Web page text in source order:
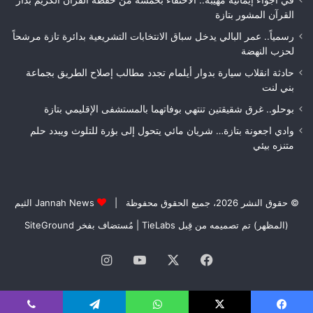
مكناس
القرآن المشور بتازة
رسمياً.. عمر البالي يدخل سباق الانتخابات التشريعية بدائرة تازة مرشحاً
لحزب النهضة
حادثة انقلاب سيارة بدوار أيلمام تجدد مطالب إصلاح الطريق بجماعة
بني لنت
بوحلو.. غرق شقيقتين تنتهي بوفاتهما بالمستشفى الإقليمي بتازة
وادي اجعونة بتازة… شريان مائي يتحول إلى بؤرة للتلوث ويبدد حلم
متنزه بيئي
© حقوق النشر 2026، جميع الحقوق محفوظة |
Jannah News الثيم
(المظهر) تم تصميمه من قِبل TieLabs
| مُستضاف بفخر SiteGround
فيسبوك ‫YouTube